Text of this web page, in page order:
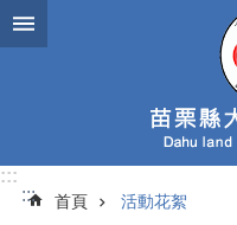
跳到主要內容區塊
:::
:::
首頁 活動花絮